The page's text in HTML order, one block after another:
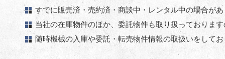
すでに販売済・売約済・商談中・レンタル中の場合が
当社の在庫物件のほか、委託物件も取り扱っておりま
随時機械の入庫や委託・転売物件情報の取扱いをして